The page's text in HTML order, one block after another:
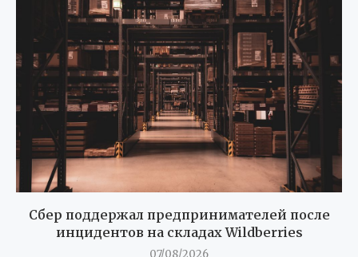
Сбер поддержал предпринимателей после
инцидентов на складах Wildberries